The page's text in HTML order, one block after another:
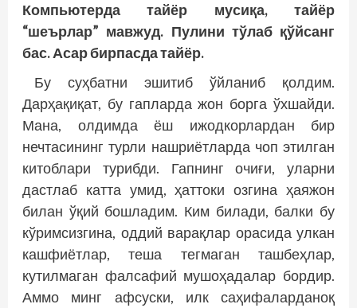
Компьютерда тай­ёр мусиқа, тайёр
“шеърлар” мавжуд. Пулини тўлаб қўйсанг
бас. Асар бирпасда тайёр.
Бу суҳбатни эшитиб ўйланиб қолдим.
Дарҳақиқат, бу гапларда жон борга ўхшайди.
Мана, олдимда ёш ижодкорлардан бир
нечтасининг турли нашриётларда чоп этилган
китоблари турибди. Гапнинг очиғи, уларни
дастлаб катта умид, ҳаттоки озгина ҳаяжон
билан ўқий бошладим. Ким билади, балки бу
кўримсизгина, оддий варақлар орасида улкан
кашфиётлар, теша тегмаган ташбеҳлар,
кутилмаган фалсафий мушоҳадалар бордир.
Аммо минг афсуски, илк саҳифаларданоқ